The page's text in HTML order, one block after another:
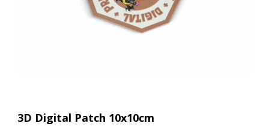
3D Digital Patch 10x10cm